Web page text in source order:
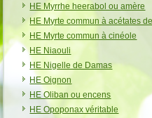
HE Myrrhe heerabol ou amère
HE Myrte commun à acétates
HE Myrte commun à cinéole
HE Niaouli
HE Nigelle de Damas
HE Oignon
HE Oliban ou encens
HE Opoponax véritable